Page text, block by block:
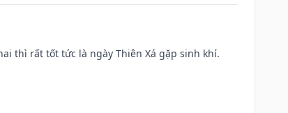
thì rất tốt tức là ngày Thiên Xá gặp sinh khí.